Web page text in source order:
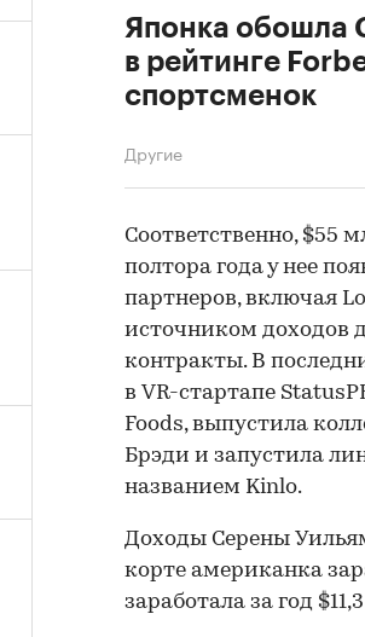
Японка обошла
в рейтинге
спортсменок
Другие
00:00
Соответственно, $55
полтора года у нее
партнеров, включая
источником доходов
контракты. В
в VR-стартапе
Foods, выпустила
Брэди и запустила
названием Kinlo.
Доходы Серены
корте американка
заработала за год